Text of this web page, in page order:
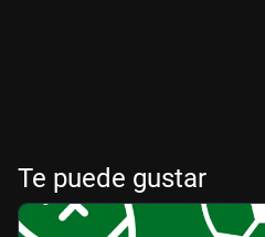
Te puede gustar